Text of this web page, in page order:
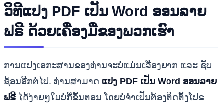
ວິທີແປງ PDF ເປັນ Word ອອນລາຍ
ຟຣີ ດ້ວຍເຄື່ອງມືຂອງພວກເຮົາ
ການແປງເອກະສານຂອງທ່ານຈະບໍ່ແມ່ນເລື່ອງຍາກ ແລະ ຊັບ
ຊ້ອນອີກຕໍ່ໄປ. ທ່ານສາມາດ ແປງ PDF ເປັນ Word ອອນລາຍ
ຟຣີໄດ້ງ່າຍໆໃນບໍ່ກີ່ຂັ້ນຕອນ ໂດຍບໍ່ຈໍາເປັນຕ້ອງຕິດຕັ້ງໂປຣ